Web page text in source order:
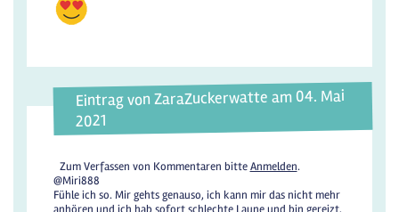
Eintrag von ZaraZuckerwatte am 04. Mai
2021
Zum Verfassen von Kommentaren bitteAnmelden.
@Miri888
Fühle ich so. Mir gehts genauso, ich kann mir das nicht mehr